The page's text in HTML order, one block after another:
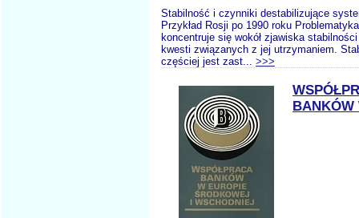
Stabilność i czynniki destabilizujące
Przykład Rosji po 1990 roku
koncentruje się wokół zjawiska
kwesti związanych z jej utrzymaniem.
częściej jest zast... >>>
BANKÓW